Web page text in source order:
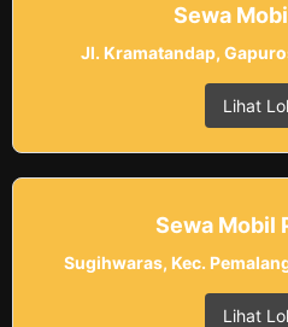
Sewa
Jl. Kramatandap,
Lihat
Sewa Mobil
Sugihwaras, Kec.
Lihat